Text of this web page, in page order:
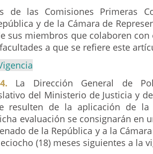
de las Comisiones Primeras
y de la Cámara de
sus miembros que colaboren
a que se refiere este
La Dirección General de
del Ministerio de Justicia y
resulten de la aplicación de la
evaluación se consignarán en
de la República y a la
(18) meses siguientes a la